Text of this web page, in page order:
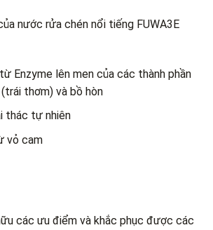
nước rửa chén nổi tiếng FUWA3E
Enzyme lên men của các thành phần
thơm) và bồ hòn
thác tự nhiên
vỏ cam
các ưu điểm và khắc phục được các